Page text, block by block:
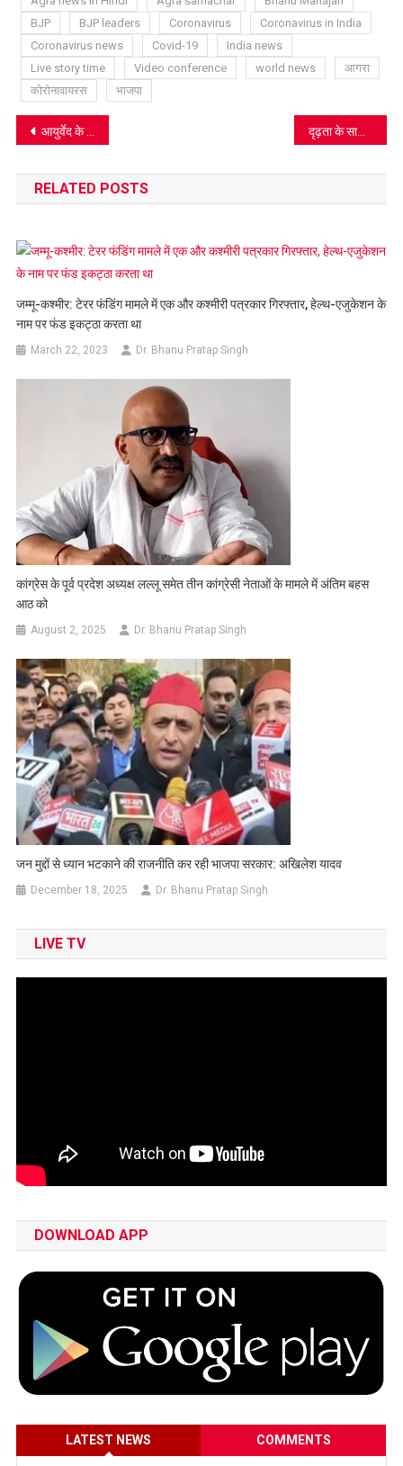
BJP
BJP leaders Coronavirus
Coronavirus in India
Coronavirus news
Covid-19
India news
Live story time
Video conference world news
आगरा
कोरोनावायरस
भाजपा
Post
navigation
आयुर्वेद के नुस्खे आजमाएं – खांसी दूर भगाएं दृढ़ता के साथ काम कर रहे पत्रकार, सावधानी बरतने की जरूरत
RELATED POSTS
जम्मू-कश्मीर: टेरर फंडिंग मामले में एक और कश्मीरी पत्रकार गिरफ्तार, हेल्थ-एजुकेशन के
नाम पर फंड इकट्ठा करता था
March 22, 2023 Dr. Bhanu Pratap Singh
कांग्रेस के पूर्व प्रदेश अध्यक्ष लल्लू समेत तीन कांग्रेसी नेताओं के मामले में अंतिम बहस
आठ को
August 2, 2025 Dr. Bhanu Pratap Singh
जन मुद्दों से ध्यान भटकाने की राजनीति कर रही भाजपा सरकार: अखिलेश यादव
December 18, 2025 Dr. Bhanu Pratap Singh
LIVE TV
DOWNLOAD APP
LATEST NEWS COMMENTS